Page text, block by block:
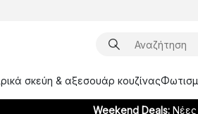
σκεύη & αξεσουάρ κουζίνας
Weekend Deals: